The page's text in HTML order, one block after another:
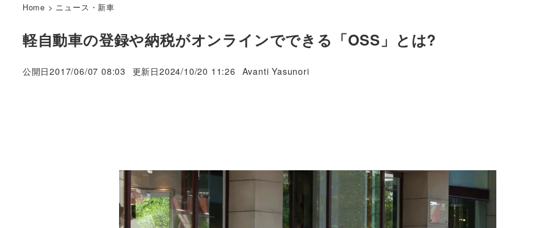
Home > ニュース・新車
軽自動車の登録や納税がオンラインでできる「OSS」とは?
公開日2017/06/07 08:03 更新日2024/10/20 11:26
著
Avanti Yasunori